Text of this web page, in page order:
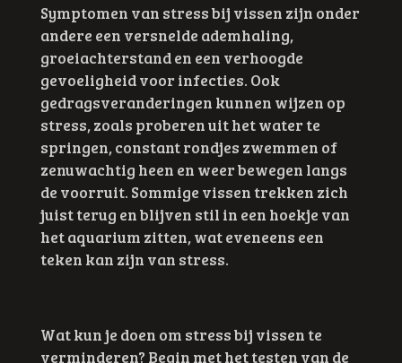
Symptomen van stress bij vissen zijn onder
andere een versnelde ademhaling,
groeiachterstand en een verhoogde
gevoeligheid voor infecties. Ook
gedragsveranderingen kunnen wijzen op
stress, zoals proberen uit het water te
springen, constant rondjes zwemmen of
zenuwachtig heen en weer bewegen langs
de voorruit. Sommige vissen trekken zich
juist terug en blijven stil in een hoekje van
het aquarium zitten, wat eveneens een
teken kan zijn van stress.
Wat kun je doen om stress bij vissen te
verminderen? Begin met het testen van de